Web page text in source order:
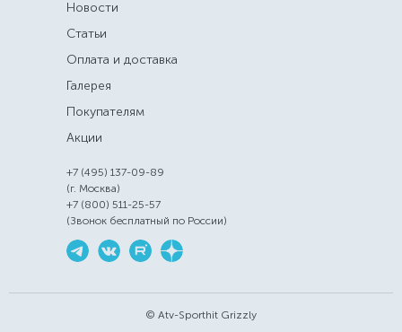
Новости
Статьи
Оплата и доставка
Галерея
Покупателям
Акции
+7 (495) 137-09-89
(г. Москва)
+7 (800) 511-25-57
(Звонок бесплатный по России)
© Atv-Sporthit Grizzly